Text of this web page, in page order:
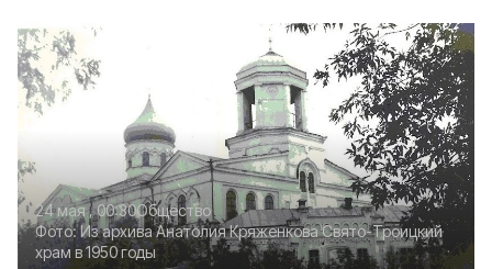
24 мая , 00:30Общество
Фото:Из архива Анатолия КряженковаСвято-Троицкий
храм в 1950 годы